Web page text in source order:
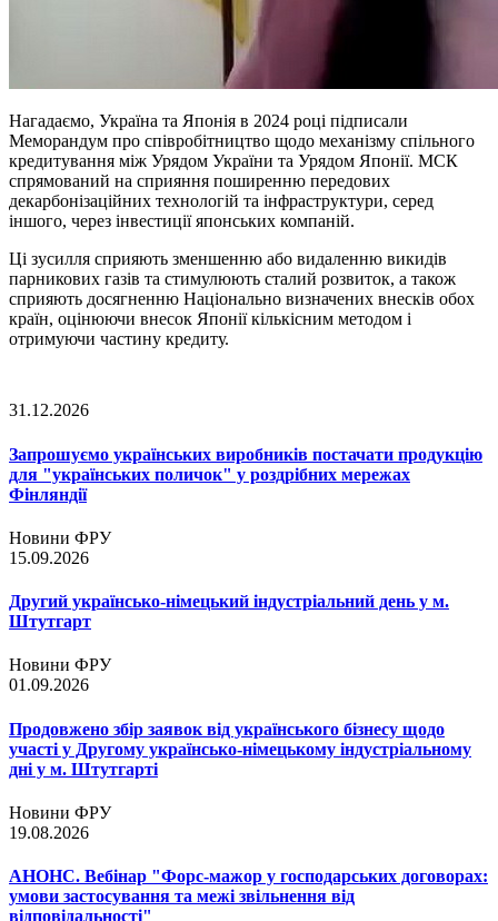
Нагадаємо, Україна та Японія в 2024 році підписали
Меморандум про співробітництво щодо механізму спільного
кредитування між Урядом України та Урядом Японії. МСК
спрямований на сприяння поширенню передових
декарбонізаційних технологій та інфраструктури, серед
іншого, через інвестиції японських компаній.
Ці зусилля сприяють зменшенню або видаленню викидів
парникових газів та стимулюють сталий розвиток, а також
сприяють досягненню Національно визначених внесків обох
країн, оцінюючи внесок Японії кількісним методом і
отримуючи частину кредиту.
31.12.2026
Запрошуємо українських виробників постачати продукцію
для "українських поличок" у роздрібних мережах
Фінляндії
Новини ФРУ
15.09.2026
Другий українсько-німецький індустріальний день у м.
Штутгарт
Новини ФРУ
01.09.2026
Продовжено збір заявок від українського бізнесу щодо
участі у Другому українсько-німецькому індустріальному
дні у м. Штутгарті
Новини ФРУ
19.08.2026
АНОНС. Вебінар "Форс-мажор у господарських договорах:
умови застосування та межі звільнення від
відповідальності"